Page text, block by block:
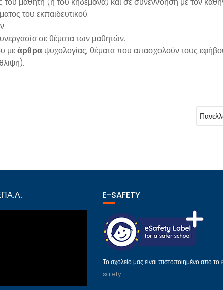
του εκπαιδευτικού.
σε θέματα των μαθητών.
μεάρθρα ψυχολογίας, θέματα που απασχολούν τους
E-SAFETY
Το σχολείο μας είναι πιστοποιημένο απο το
safety